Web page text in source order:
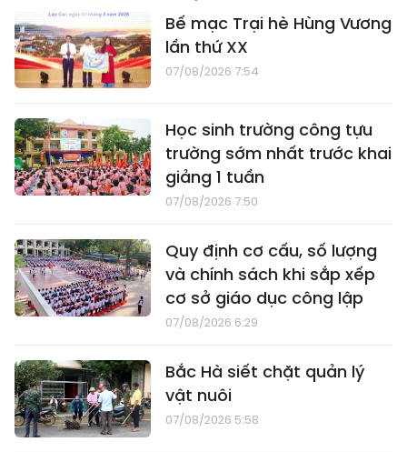
Bế mạc Trại hè Hùng Vương
lần thứ XX
07/08/2026 7:54
Học sinh trường công tựu
trường sớm nhất trước khai
giảng 1 tuần
07/08/2026 7:50
Quy định cơ cấu, số lượng
và chính sách khi sắp xếp
cơ sở giáo dục công lập
07/08/2026 6:29
Bắc Hà siết chặt quản lý
vật nuôi
07/08/2026 5:58